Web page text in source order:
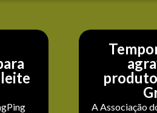
A Associação